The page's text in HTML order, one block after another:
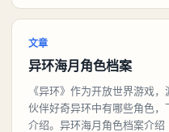
文章
异环海月角色档案
《异环》作为开放世界游戏
伙伴好奇异环中有哪些角色
介绍。异环海月角色档案介绍